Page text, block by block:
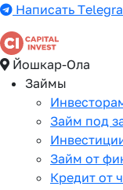
Написать
Йошкар-Ола
Займы
Займ под
Займ от
Кредит от